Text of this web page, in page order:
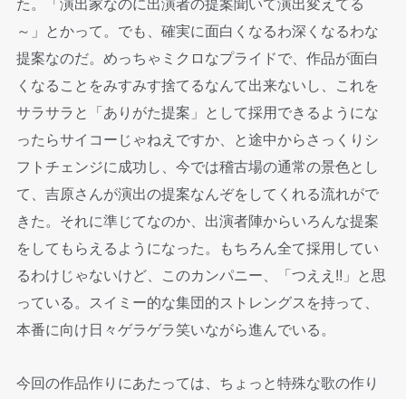
～」とかって。でも、確実に面白くなるわ深くなるわな
提案なのだ。めっちゃミクロなプライドで、作品が面白
くなることをみすみす捨てるなんて出来ないし、これを
サラサラと「ありがた提案」として採用できるようにな
ったらサイコーじゃねえですか、と途中からさっくりシ
フトチェンジに成功し、今では稽古場の通常の景色とし
て、吉原さんが演出の提案なんぞをしてくれる流れがで
きた。それに準じてなのか、出演者陣からいろんな提案
をしてもらえるようになった。もちろん全て採用してい
るわけじゃないけど、このカンパニー、「つええ!!」と思
っている。スイミー的な集団的ストレングスを持って、
本番に向け日々ゲラゲラ笑いながら進んでいる。
今回の作品作りにあたっては、ちょっと特殊な歌の作り